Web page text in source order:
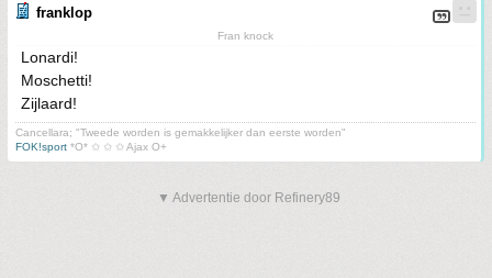
franklop
Fran knock
Lonardi!
Moschetti!
Zijlaard!
Cancellara; "Tweede worden is gemakkelijker dan eerste worden"
FOK!sport *O* ✩ ✩ ✩ Ajax O+
▼ Advertentie door Refinery89